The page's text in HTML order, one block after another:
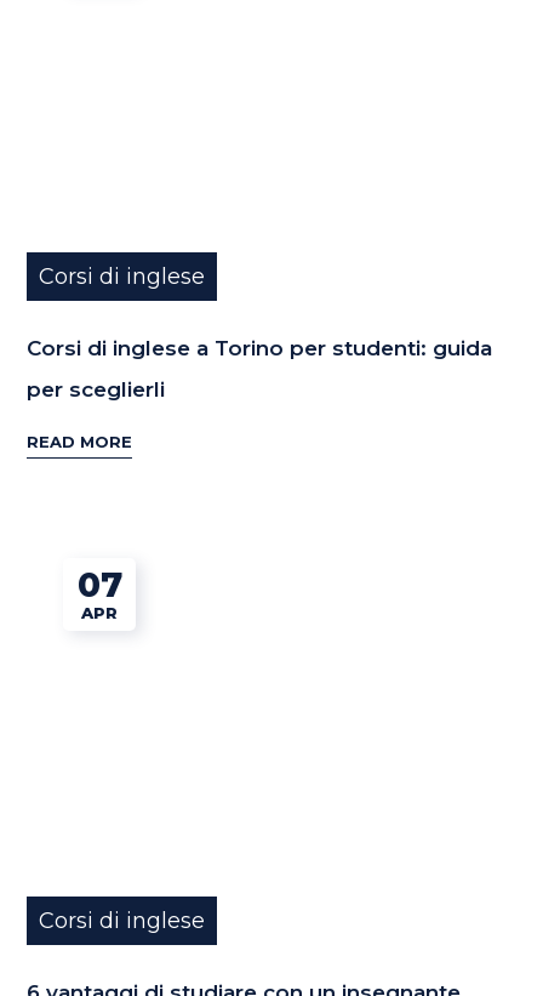
Corsi di inglese
Corsi di inglese a Torino per studenti: guida
per sceglierli
READ MORE
07
APR
Corsi di inglese